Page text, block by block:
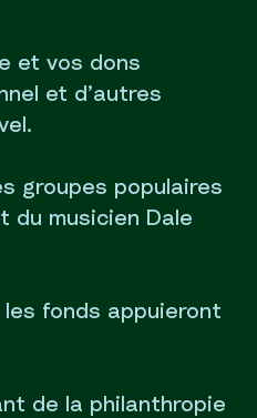
et vos dons
et d’autres
groupes populaires
du musicien Dale
les fonds appuieront
de la philanthropie